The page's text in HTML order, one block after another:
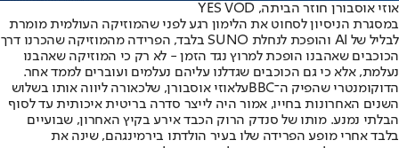
אוזי אוסבורן חוזר הביתה, YES VOD
במסגרת הניסיון לסחוט את הלימון רגע לפני שהמוזיקה העולמית מומרת
לבליל של AI והופכת לנחלת SUNO בלבד, הפרידה מהמוזיקה שהכרנו דרך
הכוכבים שאהבנו הופכת למרוץ נגד הזמן - לא רק כי המוזיקה שאהבנו
נעלמת, אלא כי גם הכוכבים שגדלנו עליהם נעלמים ועוברים לממד אחר.
הדוקומנטרי שהפיק ה־BBCעלאוזי אוסבורן, שלכאורה ליווה אותו בשלוש
השנים האחרונות בחייו, אמור היה לייצר סדרה בריטית איכותית עד לסוף
הבלתי נמנע. מותו של סנדק הרוק הכבד אירע בקיץ האחרון, שבועיים
בלבד אחרי מופע הפרידה שלו בעיר הולדתו בירמינגהם, שינה את